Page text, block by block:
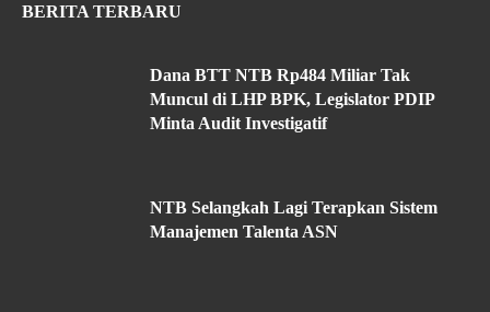
BERITA TERBARU
Dana BTT NTB Rp484 Miliar Tak
Muncul di LHP BPK, Legislator PDIP
Minta Audit Investigatif
NTB Selangkah Lagi Terapkan Sistem
Manajemen Talenta ASN